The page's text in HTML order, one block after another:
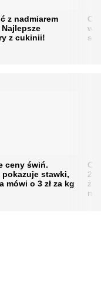
z nadmiarem
z cukinii!
w
ceny świń.
stawki,
mówi o 3 zł za kg